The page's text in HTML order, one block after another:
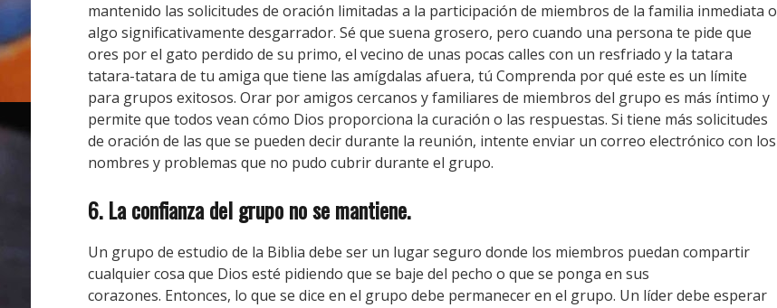
mantenido las solicitudes de oración limitadas a la participación de miembros de la familia inmediata o
algo significativamente desgarrador.Sé que suena grosero, pero cuando una persona te pide que
ores por el gato perdido de su primo, el vecino de unas pocas calles con un resfriado y la tatara
tatara-tatara de tu amiga que tiene las amígdalas afuera, tú Comprenda por qué este es un límite
para grupos exitosos.Orar por amigos cercanos y familiares de miembros del grupo es más íntimo y
permite que todos vean cómo Dios proporciona la curación o las respuestas.Si tiene más solicitudes
de oración de las que se pueden decir durante la reunión, intente enviar un correo electrónico con los
nombres y problemas que no pudo cubrir durante el grupo.
6. La confianza del grupo no se mantiene.
Un grupo de estudio de la Biblia debe ser un lugar seguro donde los miembros puedan compartir
cualquier cosa que Dios esté pidiendo que se baje del pecho o que se ponga en sus
corazones. Entonces, lo que se dice en el grupo debe permanecer en el grupo. Un líder debe esperar